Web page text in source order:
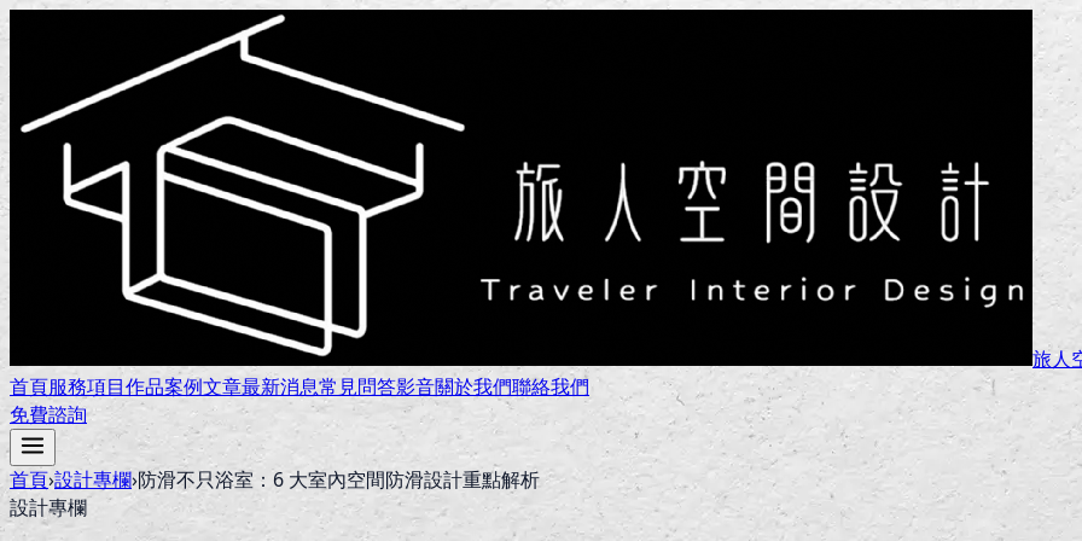
旅人
首頁服務項目作品案例文章最新消息常見問答影音關於我們聯絡我們
免費諮詢
首頁›設計專欄›防滑不只浴室：6 大室內空間防滑設計重點解析
設計專欄